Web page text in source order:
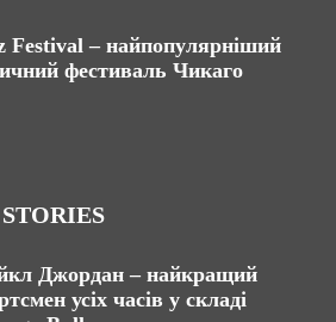
Festival – найпопулярніший
фестиваль Чикаго
STORIES
Джордан – найкращий
усіх часів у складі